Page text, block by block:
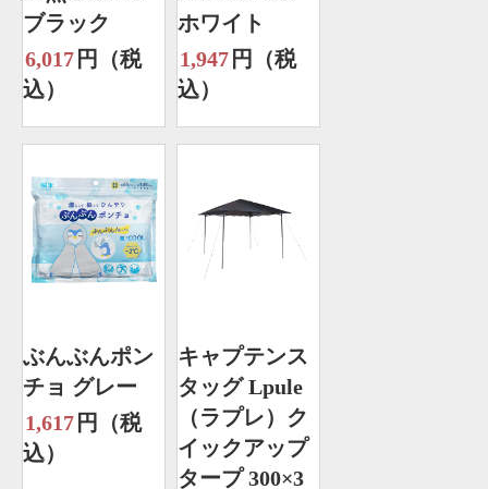
ブラック
6,017 円（税
込）
ホワイト
1,947 円（税
込）
ぶんぶんポン
チョ グレー
1,617 円（税
込）
キャプテンス
タッグ Lpule
（ラプレ）ク
イックアップ
タープ 300×3